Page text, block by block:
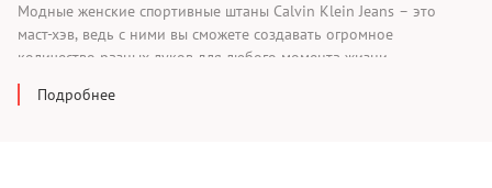
Модные женские спортивные штаны Calvin Klein Jeans – это
маст-хэв, ведь с ними вы сможете создавать огромное
количество разных луков для любого момента жизни.
Баланс минимализма и динамики!
Подробнее